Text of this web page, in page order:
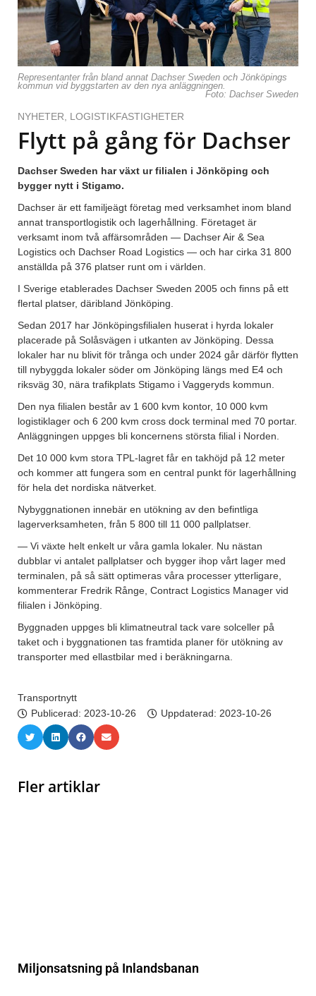
Representanter från bland annat Dachser Sweden och Jönköpings
kommun vid byggstarten av den nya anläggningen.
Foto: Dachser Sweden
NYHETER LOGISTIKFASTIGHETER
Flytt på gång för Dachser
Dachser Sweden har växt ur filialen i Jönköping och
bygger nytt i Stigamo.
Dachser är ett familjeägt företag med verksamhet inom bland
annat transportlogistik och lagerhållning. Företaget är
verksamt inom två affärsområden — Dachser Air & Sea
Logistics och Dachser Road Logistics — och har cirka 31 800
anställda på 376 platser runt om i världen.
I Sverige etablerades Dachser Sweden 2005 och finns på ett
flertal platser, däribland Jönköping.
Sedan 2017 har Jönköpingsfilialen huserat i hyrda lokaler
placerade på Solåsvägen i utkanten av Jönköping. Dessa
lokaler har nu blivit för trånga och under 2024 går därför flytten
till nybyggda lokaler söder om Jönköping längs med E4 och
riksväg 30, nära trafikplats Stigamo i Vaggeryds kommun.
Den nya filialen består av 1 600 kvm kontor, 10 000 kvm
logistiklager och 6 200 kvm cross dock terminal med 70 portar.
Anläggningen uppges bli koncernens största filial i Norden.
Det 10 000 kvm stora TPL-lagret får en takhöjd på 12 meter
och kommer att fungera som en central punkt för lagerhållning
för hela det nordiska nätverket.
Nybyggnationen innebär en utökning av den befintliga
lagerverksamheten, från 5 800 till 11 000 pallplatser.
— Vi växte helt enkelt ur våra gamla lokaler. Nu nästan
dubblar vi antalet pallplatser och bygger ihop vårt lager med
terminalen, på så sätt optimeras våra processer ytterligare,
kommenterar Fredrik Rånge, Contract Logistics Manager vid
filialen i Jönköping.
Byggnaden uppges bli klimatneutral tack vare solceller på
taket och i byggnationen tas framtida planer för utökning av
transporter med ellastbilar med i beräkningarna.
Transportnytt
Publicerad: 2023-10-26 Uppdaterad: 2023-10-26
Fler artiklar
Miljonsatsning på Inlandsbanan